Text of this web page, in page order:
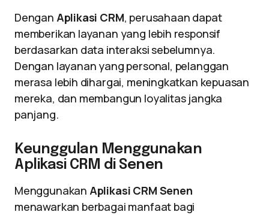
Dengan Aplikasi CRM, perusahaan dapat
memberikan layanan yang lebih responsif
berdasarkan data interaksi sebelumnya.
Dengan layanan yang personal, pelanggan
merasa lebih dihargai, meningkatkan kepuasan
mereka, dan membangun loyalitas jangka
panjang.
Keunggulan Menggunakan
Aplikasi CRM di Senen
Menggunakan Aplikasi CRM Senen
menawarkan berbagai manfaat bagi